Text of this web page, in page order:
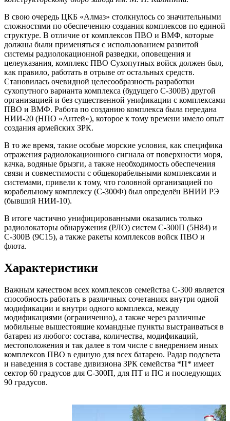
В свою очередь ЦКБ «Алмаз» столкнулось со значительными
сложностями по обеспечению создания комплексов по единой
структуре. В отличие от комплексов ПВО и ВМФ, которые
должны были применяться с использованием развитой
системы радиолокационной разведки, оповещения и
целеуказания, комплекс ПВО Сухопутных войск должен был,
как правило, работать в отрыве от остальных средств.
Становилась очевидной целесообразность разработки
сухопутного варианта комплекса (будущего С-300В) другой
организацией и без существенной унификации с комплексами
ПВО и ВМФ. Работа по созданию комплекса была передана
НИИ-20 (НПО «Антей»), которое к тому времени имело опыт
создания армейских ЗРК.
В то же время, такие особые морские условия, как специфика
отражения радиолокационного сигнала от поверхности моря,
качка, водяные брызги, а также необходимость обеспечения
связи и совместимости с общекорабельными комплексами и
системами, привели к тому, что головной организацией по
корабельному комплексу (С-300Ф) был определён ВНИИ РЭ
(бывший НИИ-10).
В итоге частично унифицированными оказались только
радиолокаторы обнаружения (РЛО) систем С-300П (5Н84) и
С-300В (9С15), а также ракеты комплексов войск ПВО и
флота.
Характеристики
Важным качеством всех комплексов семейства С-300 является
способность работать в различных сочетаниях внутри одной
модификации и внутри одного комплекса, между
модификациями (ограниченно), а также через различные
мобильные вышестоящие командные пункты выстраиваться в
батареи из любого: состава, количества, модификаций,
местоположения и так далее в том числе с внедрением иных
комплексов ПВО в единую для всех батарею. Радар подсвета
и наведения в составе дивизиона ЗРК семейства *П* имеет
сектор 60 градусов для С-300П, для ПТ и ПС и последующих
90 градусов.